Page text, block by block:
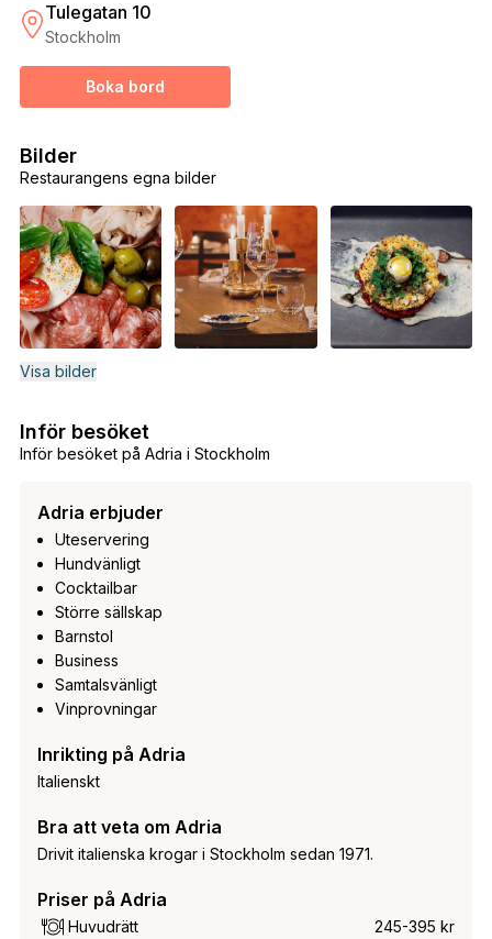
Tulegatan 10
Stockholm
Boka bord
Restaurangens egna bilder
Bilder
Visa bilder
Inför besöket på Adria i Stockholm
Inför besöket
Adria erbjuder
Uteservering
Hundvänligt
Cocktailbar
Större sällskap
Barnstol
Business
Samtalsvänligt
Vinprovningar
Inrikting på Adria
Italienskt
Bra att veta om Adria
Drivit italienska krogar i Stockholm sedan 1971.
Priser på Adria
Huvudrätt 245-395 kr